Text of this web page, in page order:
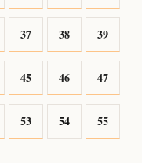
37 38 39
45 46 47
53 54 55